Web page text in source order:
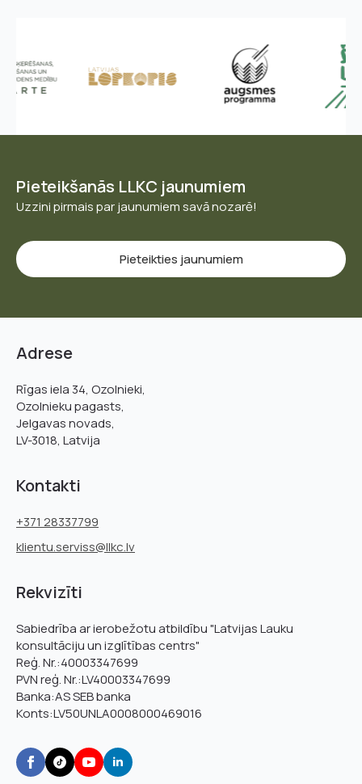
Pieteikšanās LLKC jaunumiem
Uzzini pirmais par jaunumiem savā nozarē!
Pieteikties jaunumiem
Adrese
Rīgas iela 34, Ozolnieki,
Ozolnieku pagasts,
Jelgavas novads,
LV-3018, Latvija
Kontakti
+371 28337799
klientu.serviss@llkc.lv
Rekvizīti
Sabiedrība ar ierobežotu atbildību "Latvijas Lauku
konsultāciju un izglītības centrs"
Reģ. Nr.:40003347699
PVN reģ. Nr.:LV40003347699
Banka:AS SEB banka
Konts:LV50UNLA0008000469016